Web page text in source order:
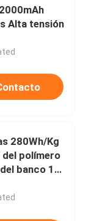
Alta tensión
280Wh/Kg
del polímero
banco 12